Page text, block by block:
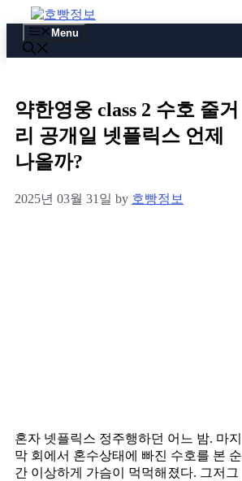
to
content
Menu
약한영웅 class 2 수호 줄거
리 공개일 넷플릭스 언제
나올까?
2025년 03월 31일 by 호빵정보
혼자 넷플릭스 정주행하던 어느 밤. 마지
막 회에서 혼수상태에 빠진 수호를 본 순
간 이상하게 가슴이 먹먹해졌다. 그저그